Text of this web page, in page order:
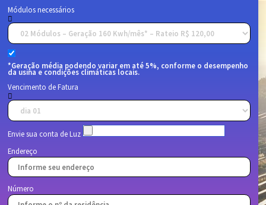
Módulos necessários
*Geração média podendo variar em até 5%, conforme o desempenho
da usina e condições climáticas locais.
Vencimento de Fatura
Envie sua conta de Luz
Endereço
Número